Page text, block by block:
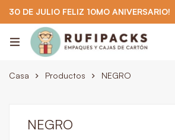
30 DE JULIO FELIZ 10MO ANIVERSARIO!
922 295 403
Casa Productos NEGRO
NEGRO